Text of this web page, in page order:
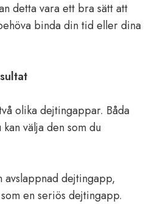
detta vara ett bra sätt att
binda din tid eller dina
olika dejtingappar. Båda
välja den som du
avslappnad dejtingapp,
en seriös dejtingapp.